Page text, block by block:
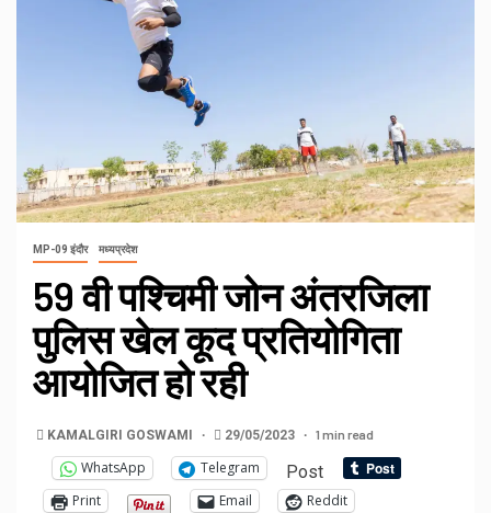
MP-09 इंदौर मध्यप्रदेश
59 वी पश्चिमी जोन अंतरजिला
पुलिस खेल कूद प्रतियोगिता
आयोजित हो रही
KAMALGIRI GOSWAMI 29/05/2023 1 min read
WhatsApp Telegram Post
Print Email
Reddit